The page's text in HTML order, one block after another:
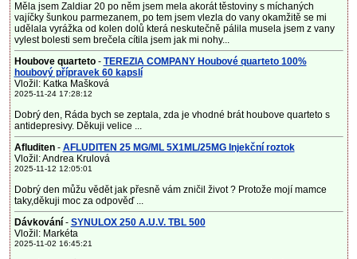
Měla jsem Zaldiar 20 po něm jsem mela akorát těstoviny s míchaných
vajíčky šunkou parmezanem, po tem jsem vlezla do vany okamžitě se mi
udělala vyrážka od kolen dolů která neskutečně pálila musela jsem z vany
vylest bolesti sem brečela cítila jsem jak mi nohy...
Houbove quarteto- TEREZIA COMPANY Houbové quarteto 100%
houbový přípravek 60 kapslí
Vložil: Katka Mašková
2025-11-24 17:28:12
Dobrý den, Ráda bych se zeptala, zda je vhodné brát houbove quarteto s
antidepresivy. Děkuji velice ...
Afluditen- AFLUDITEN 25 MG/ML 5X1ML/25MG Injekční roztok
Vložil: Andrea Krulová
2025-11-12 12:05:01
Dobrý den můžu vědět jak přesně vám zničil život ? Protože mojí mamce
taky,děkuji moc za odpověď ...
Dávkování - SYNULOX 250 A.U.V. TBL 500
Vložil: Markéta
2025-11-02 16:45:21